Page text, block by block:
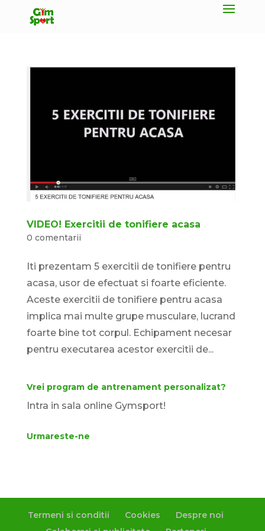
VIDEO! Exercitii de tonifiere acasa
0 comentarii
Iti prezentam 5 exercitii de tonifiere pentru
acasa, usor de efectuat si foarte eficiente.
Aceste exercitii de tonifiere pentru acasa
implica mai multe grupe musculare, lucrand
foarte bine tot corpul. Echipament necesar
pentru executarea acestor exercitii de...
Vrei program de antrenament personalizat?
Intra in sala online Gymsport!
Urmareste-ne
Termeni si conditii Cookies
Despre noi